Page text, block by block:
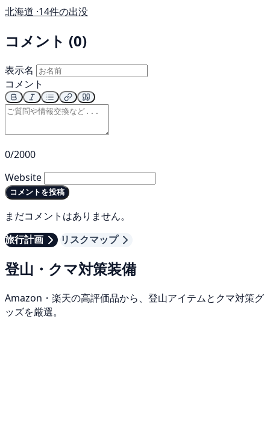
北海道 ·14件の出没
コメント (0)
表示名
コメント
0/2000
Website
コメントを投稿
まだコメントはありません。
旅行計画
リスクマップ
登山・クマ対策装備
Amazon・楽天の高評価品から、登山アイテムとクマ対策グ
ッズを厳選。